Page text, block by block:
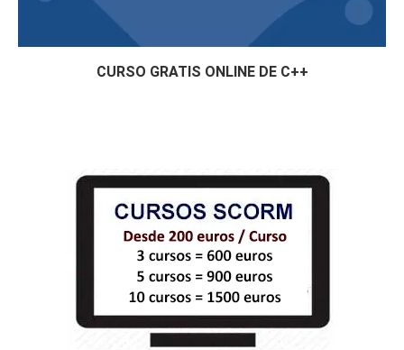
CURSO GRATIS ONLINE DE C++